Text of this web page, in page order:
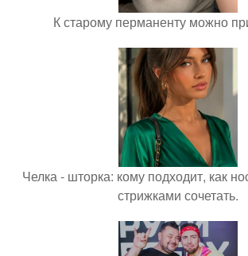
К старому перманенту можно
Челка - шторка: кому подходит, как
стрижками сочетать.